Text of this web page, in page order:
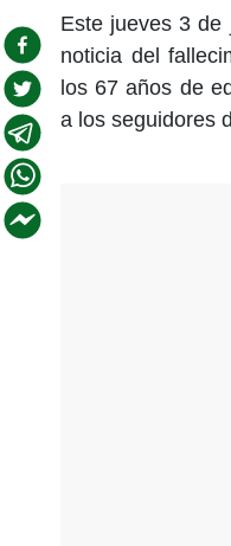
Este jueves 3
noticia del
los 67 años de
a los seguidores